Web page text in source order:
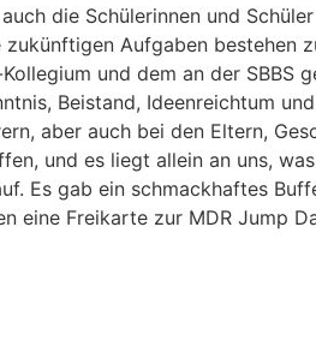
die Schülerinnen und
Aufgaben bestehen
und dem an der
Beistand, Ideenreichtum
aber auch bei den Eltern,
und es liegt allein an uns,
Es gab ein schmackhaftes
eine Freikarte zur MDR Jump